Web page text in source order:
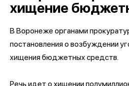
хищение
В Воронеже органами
постановления о возбуждении
хищения бюджетных средств.
Речь идет о хищении